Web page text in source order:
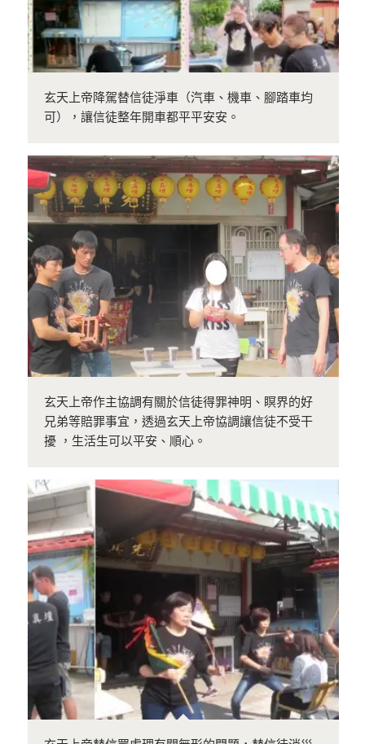
玄天上帝降駕替信徒淨車（汽車、機車、腳踏車均
可），讓信徒整年開車都平平安安。
玄天上帝作主協調有關於信徒得罪神明、瞑界的好
兄弟等賠罪事宜，透過玄天上帝協調讓信徒不受干
擾 ，生活生可以平安、順心。